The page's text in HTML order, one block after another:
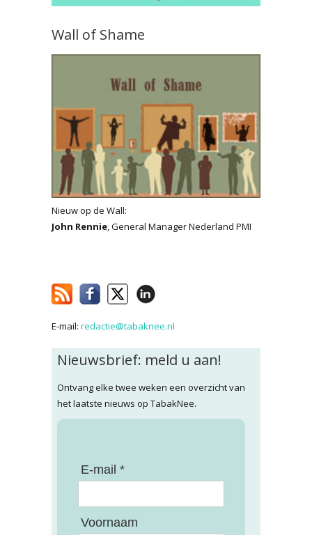
Wall of Shame
Nieuw op de Wall:
John Rennie, General Manager Nederland PMI
E-mail: redactie@tabaknee.nl
Nieuwsbrief: meld u aan!
Ontvang elke twee weken een overzicht van
het laatste nieuws op TabakNee.
E-mail *
Voornaam